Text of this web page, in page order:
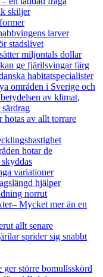
skiljer
larver
stadslivet
miljontals dollar
ge fjärilsvingar färg
habitatspecialister
områden i Sverige och
av klimat,
hotas av allt torrare
hotar de
variationer
hjälper
norrut
Mycket mer än en
allt senare
sprider sig snabbt
ger större bomullsskörd